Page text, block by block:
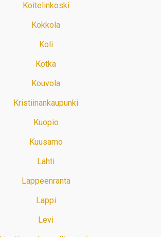
Koitelinkoski
Kokkola
Koli
Kotka
Kouvola
Kristiinankaupunki
Kuopio
Kuusamo
Lahti
Lappeenranta
Lappi
Levi